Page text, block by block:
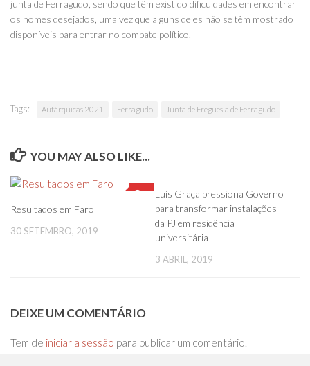
junta de Ferragudo, sendo que têm existido dificuldades em encontrar
os nomes desejados, uma vez que alguns deles não se têm mostrado
disponíveis para entrar no combate político.
Tags: Autárquicas 2021 Ferragudo Junta de Freguesia de Ferragudo
YOU MAY ALSO LIKE...
0
Resultados em Faro
30 SETEMBRO, 2019
Luís Graça pressiona Governo
para transformar instalações
da PJ em residência
universitária
3 ABRIL, 2019
DEIXE UM COMENTÁRIO
Tem de iniciar a sessão para publicar um comentário.